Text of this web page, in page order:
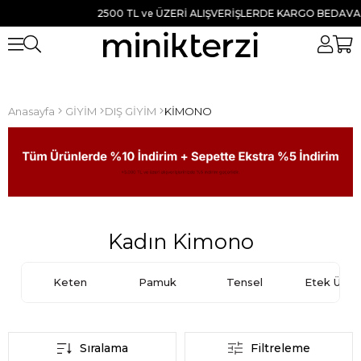
2500 TL ve ÜZERİ ALIŞVERİŞLERDE KARGO BEDAVA ● TÜM
Anasayfa GİYİM DIŞ GİYİM KİMONO
Kadın Kimono
Keten Pamuk Tensel Etek Üstü
Filtreleme
Sıralama